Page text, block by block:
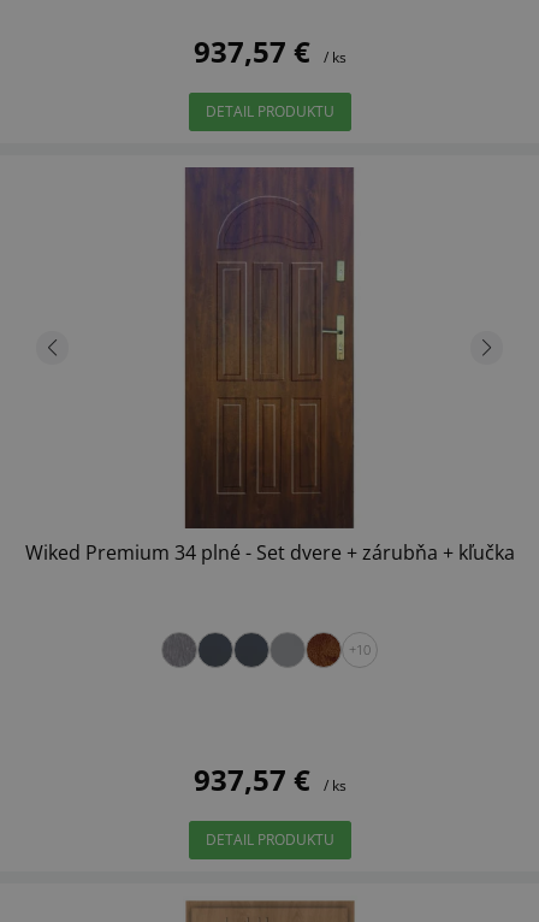
937,57 € / ks
DETAIL PRODUKTU
Wiked Premium 34 plné - Set dvere + zárubňa + kľučka
+10
937,57 € / ks
DETAIL PRODUKTU